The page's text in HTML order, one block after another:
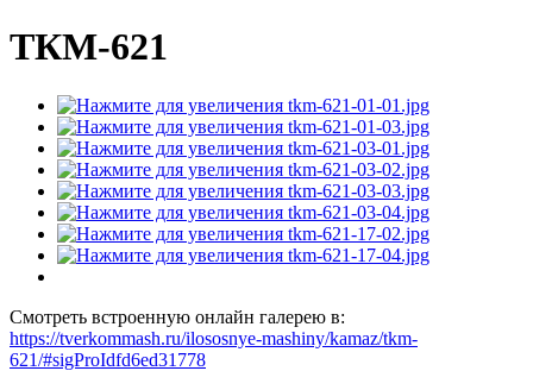
ТКМ-621
Смотреть встроенную онлайн галерею в:
https://tverkommash.ru/ilososnye-mashiny/kamaz/tkm-
621/#sigProIdfd6ed31778